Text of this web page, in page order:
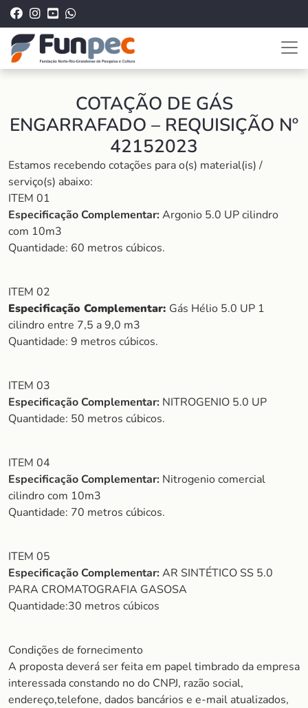
COTAÇÃO DE GÁS
ENGARRAFADO – REQUISIÇÃO Nº
42152023
Estamos recebendo cotações para o(s) material(is) /
serviço(s) abaixo:
ITEM 01
Especificação Complementar:Argonio 5.0 UP cilindro
com 10m3
Quantidade: 60 metros cúbicos.
ITEM 02
Especificação Complementar: Gás Hélio 5.0 UP 1
cilindro entre 7,5 a 9,0 m3
Quantidade: 9 metros cúbicos.
ITEM 03
Especificação Complementar: NITROGENIO 5.0 UP
Quantidade: 50 metros cúbicos.
ITEM 04
Especificação Complementar: Nitrogenio comercial
cilindro com 10m3
Quantidade: 70 metros cúbicos.
ITEM 05
Especificação Complementar:AR SINTÉTICO SS 5.0
PARA CROMATOGRAFIA GASOSA
Quantidade:30 metros cúbicos
Condições de fornecimento
A proposta deverá ser feita em papel timbrado da empresa
interessada constando no do CNPJ, razão social,
endereço,telefone, dados bancários e e-mail atualizados,